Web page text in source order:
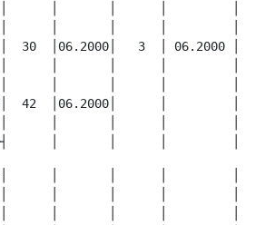
│      │       │      │         │
│  30  │06.2000│   3  │ 06.2000
│      │       │      │         │
42  │06.2000│      │
│      │       │      │         │
│       │      │         │
-│      │       │      │         │
│      │       │      │         │
│      │       │      │         │